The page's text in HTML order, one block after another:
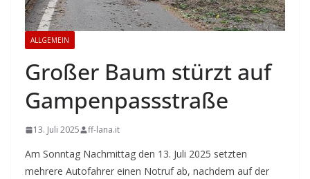
ALLGEMEIN
Großer Baum stürzt auf
Gampenpassstraße
13. Juli 2025 ff-lana.it
Am Sonntag Nachmittag den 13. Juli 2025 setzten
mehrere Autofahrer einen Notruf ab, nachdem auf der